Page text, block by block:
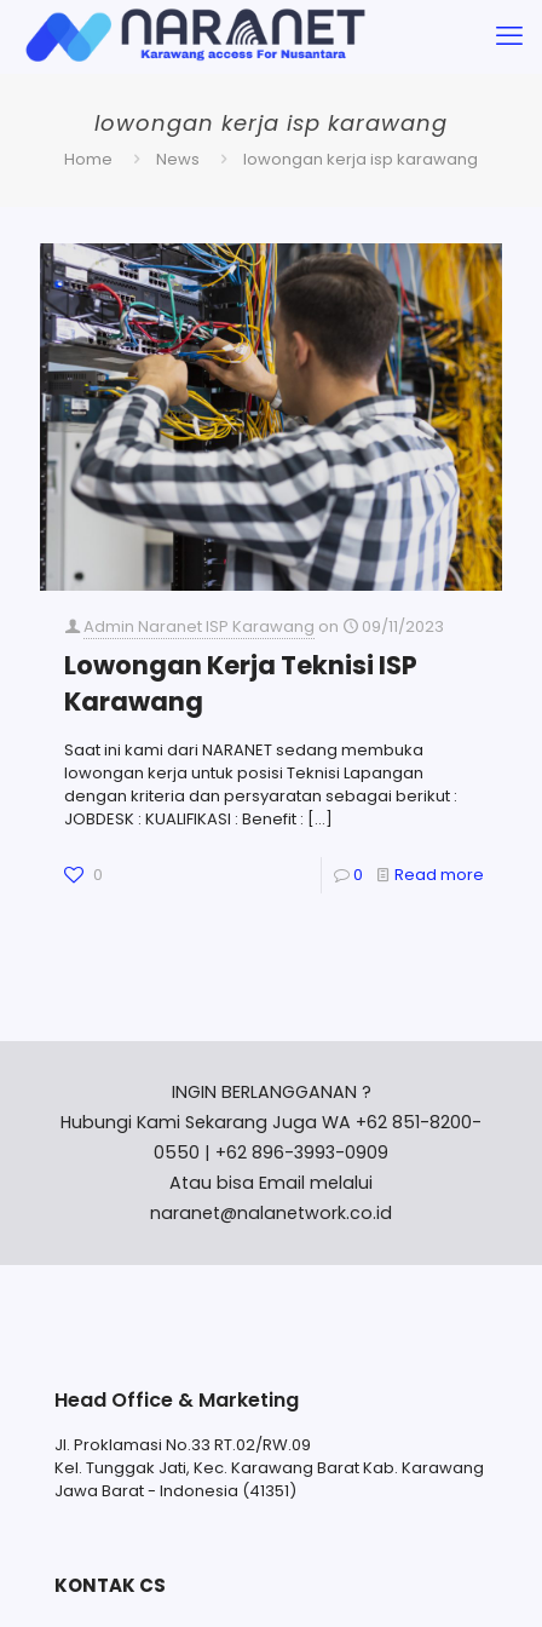
lowongan kerja isp karawang
Home News lowongan kerja isp karawang
Admin Naranet ISP Karawang on 09/11/2023
Lowongan Kerja Teknisi ISP
Karawang
Saat ini kami dari NARANET sedang membuka
lowongan kerja untuk posisi Teknisi Lapangan
dengan kriteria dan persyaratan sebagai berikut :
JOBDESK : KUALIFIKASI : Benefit : […]
0 0 Read more
INGIN BERLANGGANAN ?
Hubungi Kami Sekarang Juga WA +62 851-8200-
0550 | +62 896-3993-0909
Atau bisa Email melalui
naranet@nalanetwork.co.id
Head Office & Marketing
Jl. Proklamasi No.33 RT.02/RW.09
Kel. Tunggak Jati, Kec. Karawang Barat Kab. Karawang
Jawa Barat - Indonesia (41351)
KONTAK CS